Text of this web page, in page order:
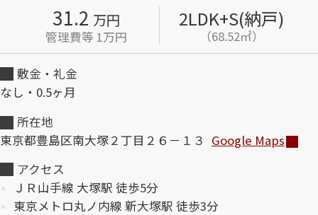
自立型サービス付き・シニア向け
お問い合わせ・よくある質問
シャーメゾンライフ CLUB
シャーメゾンライフ GUARD
らくらくプラチナ
31.2 万円
管理費等 1万円
2LDK+S(納戸)
（68.52㎡）
敷金・礼金
なし・0.5ヶ月
所在地
東京都豊島区南大塚２丁目２６－１３ Google Maps
アクセス
ＪＲ山手線 大塚駅 徒歩5分
東京メトロ丸ノ内線 新大塚駅 徒歩3分